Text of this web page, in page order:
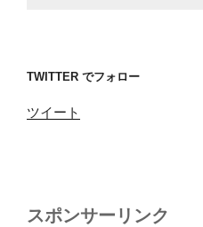
TWITTER でフォロー
ツイート
スポンサーリンク